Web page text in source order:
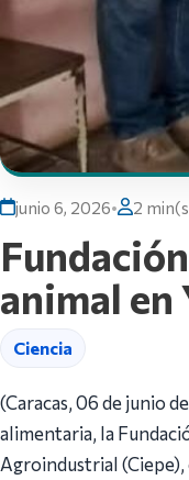
junio 6, 2026• 2
animal en
Ciencia
(Caracas, 06 de junio
alimentaria, la
Agroindustrial